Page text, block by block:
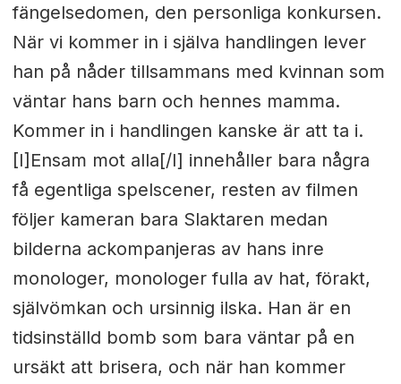
fängelsedomen, den personliga konkursen.
När vi kommer in i själva handlingen lever
han på nåder tillsammans med kvinnan som
väntar hans barn och hennes mamma.
Kommer in i handlingen kanske är att ta i.
[I]Ensam mot alla[/I] innehåller bara några
få egentliga spelscener, resten av filmen
följer kameran bara Slaktaren medan
bilderna ackompanjeras av hans inre
monologer, monologer fulla av hat, förakt,
självömkan och ursinnig ilska. Han är en
tidsinställd bomb som bara väntar på en
ursäkt att brisera, och när han kommer